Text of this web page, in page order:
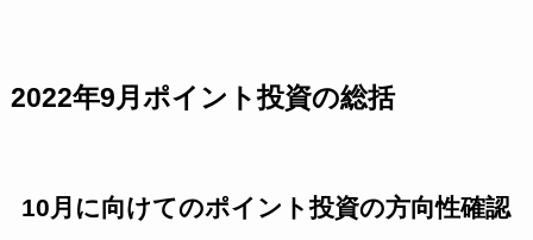
2022年9月ポイント投資の総括
10月に向けてのポイント投資の方向性確認